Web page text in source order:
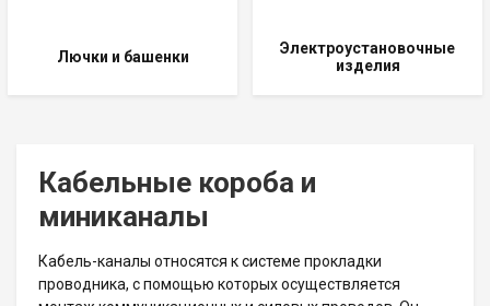
Лючки и башенки
Электроустановочные
изделия
Кабельные короба и
миниканалы
Кабель-каналы относятся к системе прокладки
проводника, с помощью которых осуществляется